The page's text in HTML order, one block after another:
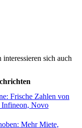
sich auch
Frische Zahlen von
Novo
Mehr Miete,